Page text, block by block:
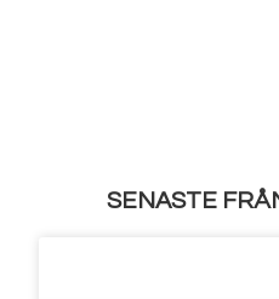
SENASTE